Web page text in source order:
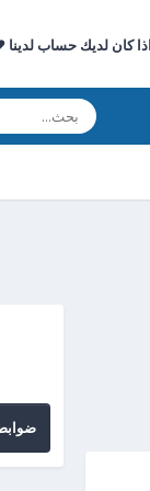
اذا كان لديك حساب
ضوابط